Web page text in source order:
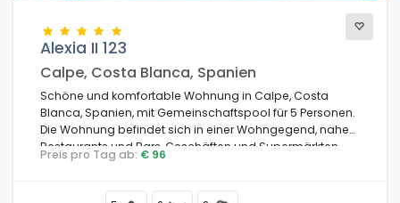
Alexia II 123
Calpe, Costa Blanca, Spanien
Schöne und komfortable Wohnung in Calpe, Costa
Blanca, Spanien, mit Gemeinschaftspool für 5 Personen.
Die Wohnung befindet sich in einer Wohngegend, nahe
Restaurants und Bars, Geschäften und Supermärkten,
und nur 500 m vom Strand entfernt.
Preis pro Tag ab: € 96